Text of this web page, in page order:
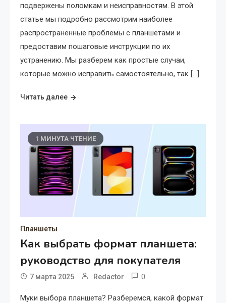
подвержены поломкам и неисправностям. В этой
статье мы подробно рассмотрим наиболее
распространенные проблемы с планшетами и
предоставим пошаговые инструкции по их
устранению. Мы разберем как простые случаи,
которые можно исправить самостоятельно, так […]
Читать далее
1 МИНУТА ЧТЕНИЕ
Планшеты
Как выбрать формат планшета:
руководство для покупателя
7 марта 2025 Redactor 0
Муки выбора планшета? Разберемся, какой формат